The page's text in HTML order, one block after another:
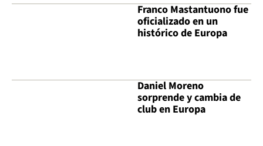
Franco Mastantuono fue
oficializado en un
histórico de Europa
Daniel Moreno
sorprende y cambia de
club en Europa